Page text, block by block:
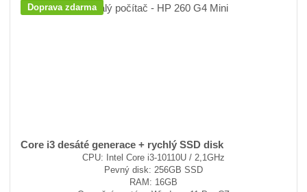
Doprava zdarma
Core i3 desáté generace + rychlý SSD disk
CPU: Intel Core i3-10110U / 2,1GHz
Pevný disk: 256GB SSD
RAM: 16GB